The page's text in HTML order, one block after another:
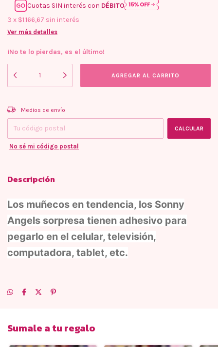
Cuotas SIN interés con DÉBITO
3 x $1.166,67 sin interés
Ver más detalles
¡No te lo pierdas, es el último!
Entregas para el CP:
Medios de envío
CALCULAR
No sé mi código postal
Descripción
Los muñecos en tendencia, los Sonny
Angels sorpresa tienen adhesivo para
pegarlo en el celular, televisión,
computadora, tablet, etc.
Sumale a tu regalo